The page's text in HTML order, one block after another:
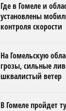
Где в Гомеле и
установлены
контроля скорости
На Гомельскую
грозы, сильные
шквалистый ветер
В Гомеле пройдет